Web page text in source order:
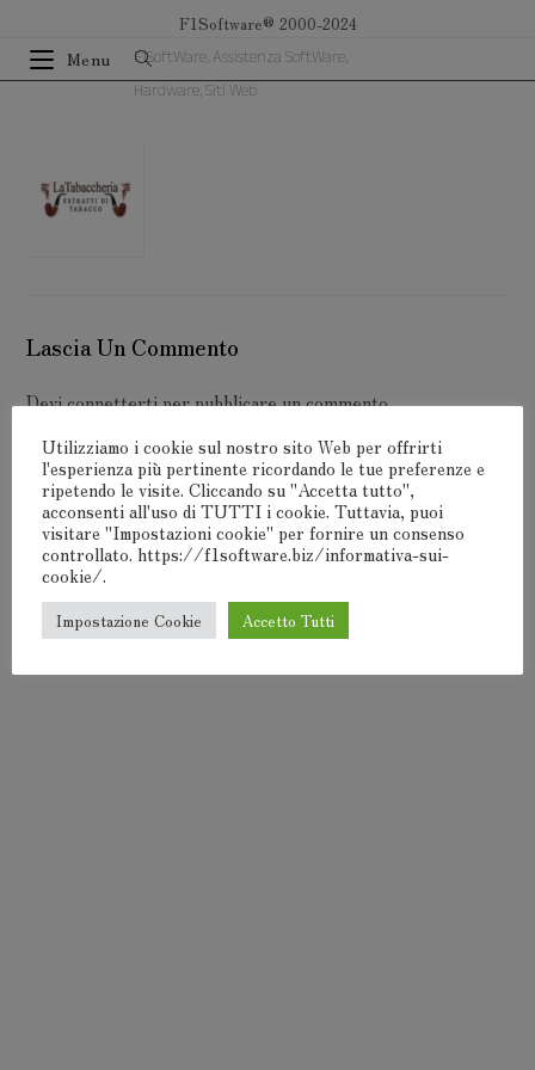
contenuto
F1Software® 2000-2024
Menu
F1SoftWare, Assistenza SoftWare,
Hardware, Siti Web
Lascia Un Commento
Deviconnettertiper pubblicare un commento.
F1Software® 2000-2024
Utilizziamo i cookie sul nostro sito Web per offrirti
l'esperienza più pertinente ricordando le tue preferenze e
ripetendo le visite. Cliccando su "Accetta tutto",
acconsenti all'uso di TUTTI i cookie. Tuttavia, puoi
visitare "Impostazioni cookie" per fornire un consenso
controllato. https://f1software.biz/informativa-sui-
cookie/.
Impostazione Cookie Accetto Tutti